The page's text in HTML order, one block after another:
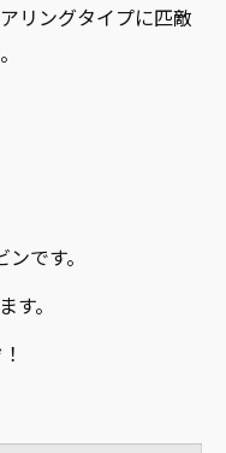
リングタイプに匹敵
です。
。